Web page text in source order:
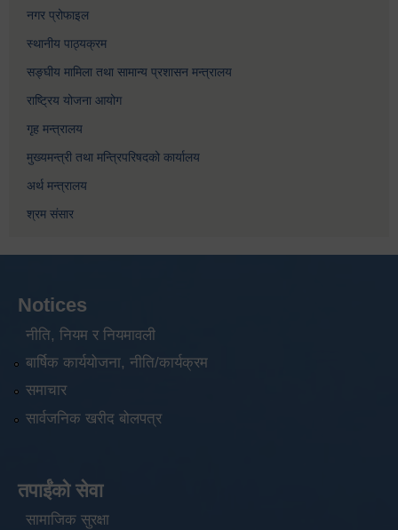
नगर प्रोफाइल
स्थानीय पाठ्यक्रम
सङ्घीय मामिला तथा सामान्य प्रशासन मन्त्रालय
राष्ट्रिय योजना आयोग
गृह मन्त्रालय
मुख्यमन्त्री तथा मन्त्रिपरिषदको कार्यालय
अर्थ मन्त्रालय
श्रम संसार
Notices
नीति, नियम र नियमावली
बार्षिक कार्ययोजना, नीति/कार्यक्रम
समाचार
सार्वजनिक खरीद बोलपत्र
तपाईंको सेवा
सामाजिक सुरक्षा